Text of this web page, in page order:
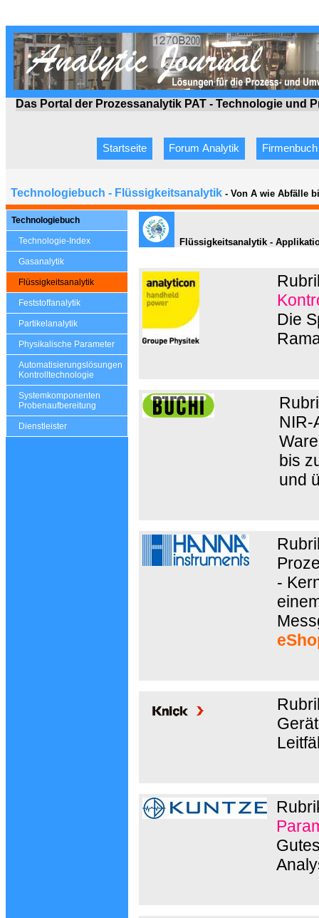
Das Portal der Prozessanalytik PAT - Technologie und
Startseite Forum Analytik Firmenbuch
Technologiebuch - Flüssigkeitsanalytik - Von A wie Abfälle
Technologiebuch
Technologie-Index
Gasanalytik
Flüssigkeitsanalytik
Feststoffanalytik
Partikelanalytik
Physikalische Parameter
Automatisierungslösungen
Kontrolltechnologie
Systemkomponenten
Probenaufbereitung
Dienstleister
Flüssigkeitsanalytik -
Die
NIR-
bis
und
-